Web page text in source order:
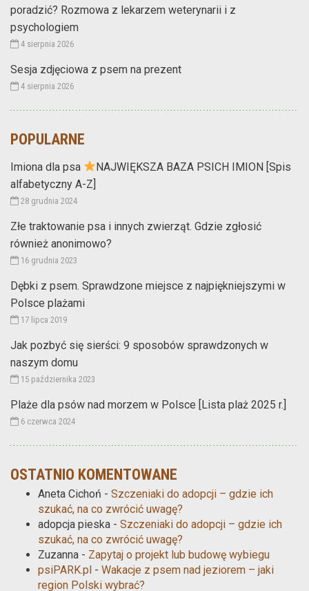
poradzić? Rozmowa z lekarzem weterynarii i z
psychologiem
4 sierpnia 2026
Sesja zdjęciowa z psem na prezent
4 sierpnia 2026
POPULARNE
Imiona dla psa
NAJWIĘKSZA BAZA PSICH IMION [Spis
alfabetyczny A-Z]
28 grudnia 2024
Złe traktowanie psa i innych zwierząt. Gdzie zgłosić
również anonimowo?
16 grudnia 2023
Dębki z psem. Sprawdzone miejsce z najpiękniejszymi w
Polsce plażami
17 lipca 2019
Jak pozbyć się sierści: 9 sposobów sprawdzonych w
naszym domu
15 października 2023
Plaże dla psów nad morzem w Polsce [Lista plaż 2025 r.]
6 czerwca 2024
OSTATNIO KOMENTOWANE
Aneta Cichoń - Szczeniaki do adopcji – gdzie ich
szukać, na co zwrócić uwagę?
adopcja pieska - Szczeniaki do adopcji – gdzie ich
szukać, na co zwrócić uwagę?
Zuzanna - Zapytaj o projekt lub budowę wybiegu
psiPARK.pl - Wakacje z psem nad jeziorem – jaki
region Polski wybrać?